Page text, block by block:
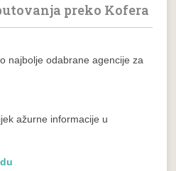
preko Kofera
najbolje odabrane agencije za
ažurne informacije u